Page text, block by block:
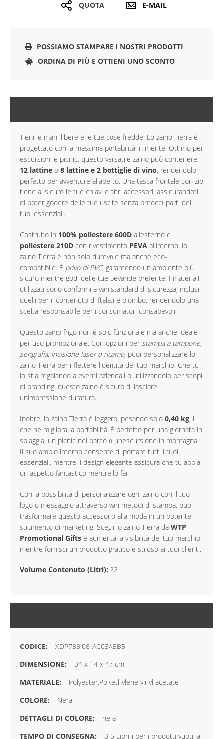
QUOTA E-MAIL
POSSIAMO STAMPARE I NOSTRI PRODOTTI
ORDINA DI PIÙ E OTTIENI UNO SCONTO
Tieni le mani libere e le tue cose fredde. Lo zaino Tierra è
progettato con la massima portabilità in mente. Ottimo per
escursioni e picnic, questo versatile zaino può contenere
12 lattine o 8 lattine e 2 bottiglie di vino, rendendolo
perfetto per avventure allaperto. Una tasca frontale con zip
tiene al sicuro le tue chiavi e altri accessori, assicurandoti
di poter godere delle tue uscite senza preoccuparti dei
tuoi essenziali.
Costruito in 100% poliestere 600D allesterno e
poliestere 210D con rivestimento PEVA allinterno, lo
zaino Tierra è non solo durevole ma anche eco-
compatibile. È privo di PVC, garantendo un ambiente più
sicuro mentre godi delle tue bevande preferite. I materiali
utilizzati sono conformi a vari standard di sicurezza, inclusi
quelli per il contenuto di ftalati e piombo, rendendolo una
scelta responsabile per i consumatori consapevoli.
Questo zaino frigo non è solo funzionale ma anche ideale
per uso promozionale. Con opzioni per stampa a tampone,
serigrafia, incisione laser e ricamo, puoi personalizzare lo
zaino Tierra per riflettere lidentità del tuo marchio. Che tu
lo stia regalando a eventi aziendali o utilizzandolo per scopi
di branding, questo zaino è sicuro di lasciare
unimpressione duratura.
Inoltre, lo zaino Tierra è leggero, pesando solo 0,40 kg, il
che ne migliora la portabilità. È perfetto per una giornata in
spiaggia, un picnic nel parco o unescursione in montagna.
Il suo ampio interno consente di portare tutti i tuoi
essenziali, mentre il design elegante assicura che tu abbia
un aspetto fantastico mentre lo fai.
Con la possibilità di personalizzare ogni zaino con il tuo
logo o messaggio attraverso vari metodi di stampa, puoi
trasformare questo accessorio alla moda in un potente
strumento di marketing. Scegli lo zaino Tierra da WTP
Promotional Gifts e aumenta la visibilità del tuo marchio
mentre fornisci un prodotto pratico e stiloso ai tuoi clienti.
Volume Contenuto (Litri): 22
XDP733.08-AC03ABB5
34 x 14 x 47 cm
Polyester,Polyethylene vinyl acetate
Nera
nera
3-5 giorni per i prodotti vuoti, a